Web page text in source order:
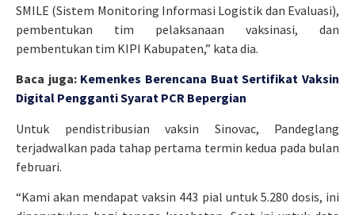
SMILE (Sistem Monitoring Informasi Logistik dan Evaluasi),
pembentukan tim pelaksanaan vaksinasi, dan
pembentukan tim KIPI Kabupaten,” kata dia.
Baca juga: Kemenkes Berencana Buat Sertifikat Vaksin
Digital Pengganti Syarat PCR Bepergian
Untuk pendistribusian vaksin Sinovac, Pandeglang
terjadwalkan pada tahap pertama termin kedua pada bulan
februari.
“Kami akan mendapat vaksin 443 pial untuk 5.280 dosis, ini